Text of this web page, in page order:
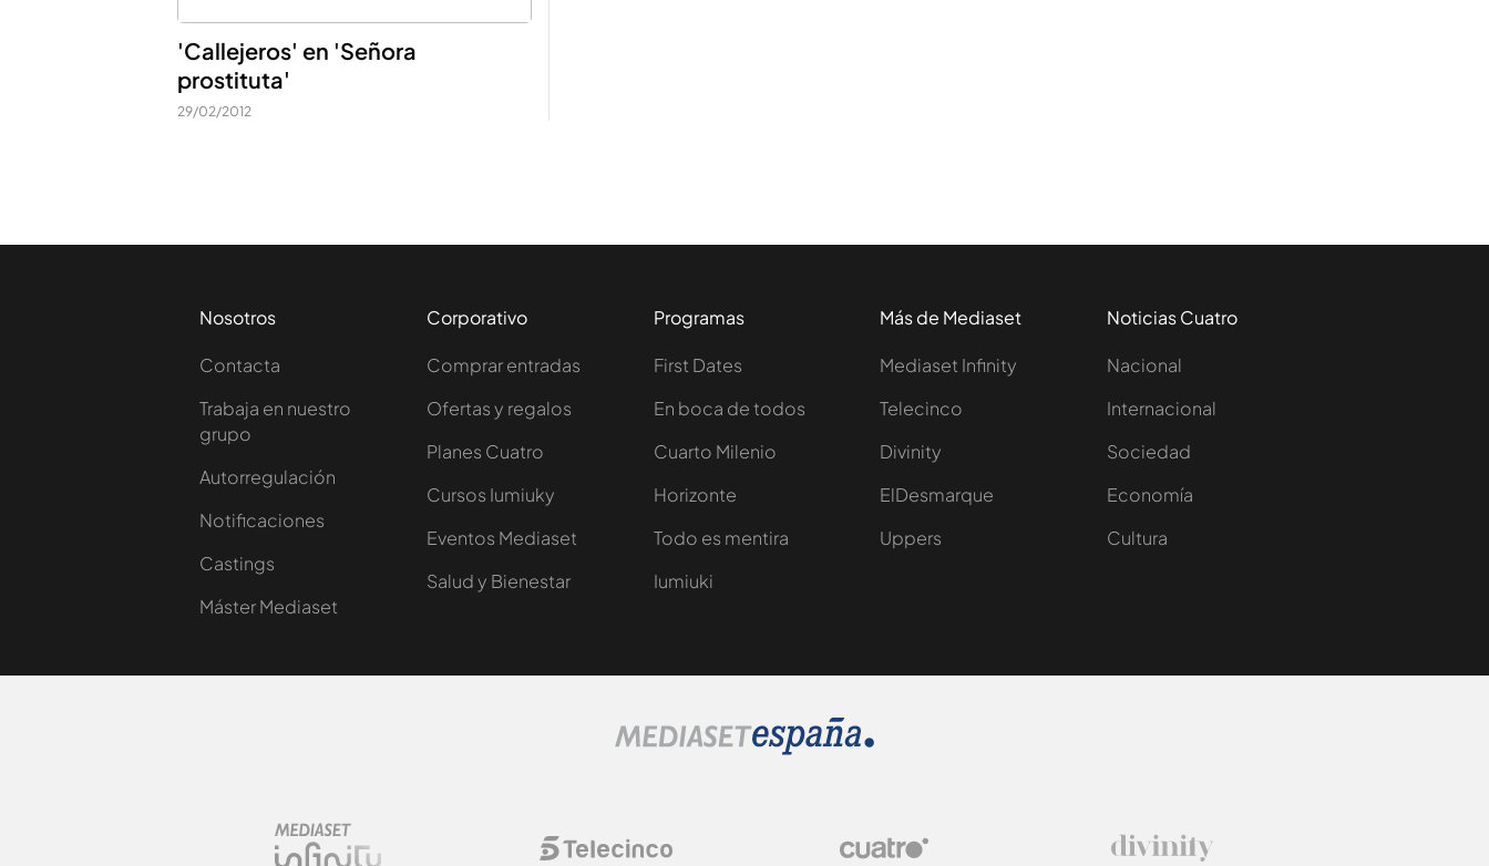
'Callejeros' en 'Señora
prostituta'
29/02/2012
Nosotros
Contacta
Trabaja en nuestro
grupo
Autorregulación
Notificaciones
Castings
Máster Mediaset
Corporativo
Comprar entradas
Ofertas y regalos
Planes Cuatro
Cursos Iumiuky
Eventos Mediaset
Salud y Bienestar
Programas
First Dates
En boca de todos
Cuarto Milenio
Horizonte
Todo es mentira
Iumiuki
Más de Mediaset
Mediaset Infinity
Telecinco
Divinity
ElDesmarque
Uppers
Noticias Cuatro
Nacional
Internacional
Sociedad
Economía
Cultura